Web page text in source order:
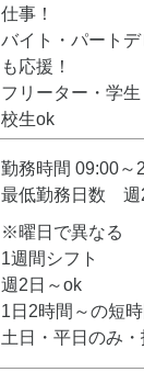
仕事！
バイト・パート
も応援！
フリーター・学
校生ok
勤務時間 09:00～
最低勤務日数 週
※曜日で異なる
1週間シフト
週2日～ok
1日2時間～の短
土日・平日のみ